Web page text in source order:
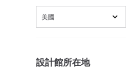
美國
設計館所在地